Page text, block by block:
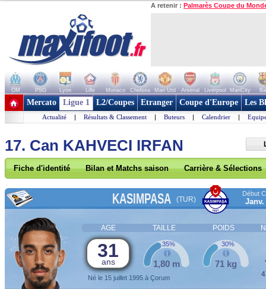
A retenir : Palmarès Coupe du
OM PSG Lyon Lille Monaco Chelsea Man Utd Arsenal Liverpool ManCity
+ de clubs
Mercato Ligue 1 L2/Coupes Etranger Coupe d'Europe Les
Actualité | Résultats & Classement | Buteurs | Calendrier |
17. Can KAHVECI IRFAN
Fiche d'identité Bilan et Matchs saison Carrière & Sélections
KASIMPASA (TUR)
Début
Janv.
AGE TAILLE POIDS
31
ans
Né le 15 juillet 1995 à Çorum
1,80 m
35%
71 kg
30%